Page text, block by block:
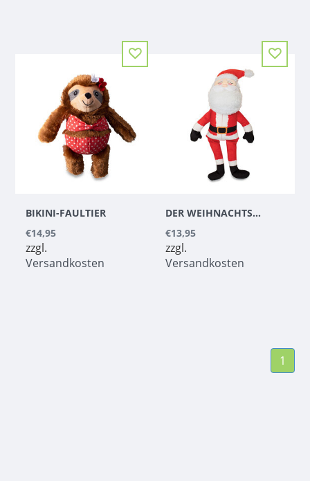
BIKINI-FAULTIER
€14,95
zzgl.
Versandkosten
DER WEIHNACHTSMANN IST ZURÜCK IN DER STADT
€13,95
zzgl.
Versandkosten
1